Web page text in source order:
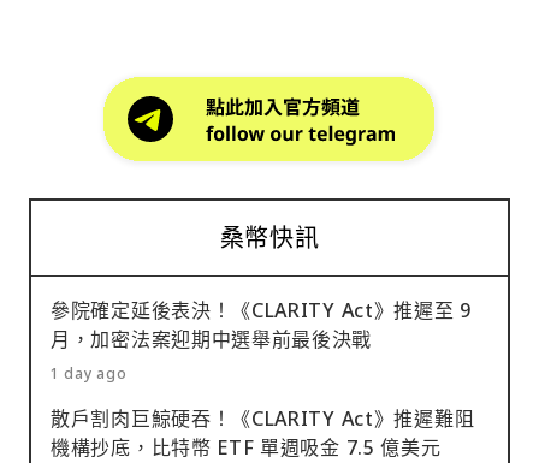
桑幣快訊
參院確定延後表決！《CLARITY Act》推遲至 9
月，加密法案迎期中選舉前最後決戰
1 day ago
散戶割肉巨鯨硬吞！《CLARITY Act》推遲難阻
機構抄底，比特幣 ETF 單週吸金 7.5 億美元